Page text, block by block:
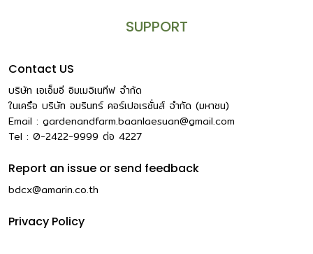
SUPPORT
Contact US
บริษัท เอเอ็มอี อิมเมจิเนทีฟ จำกัด
ในเครือ บริษัท อมรินทร์ คอร์เปอเรชั่นส์ จำกัด (มหาชน)
Email : gardenandfarm.baanlaesuan@gmail.com
Tel : 0-2422-9999 ต่อ 4227
Report an issue or send feedback
bdcx@amarin.co.th
Privacy Policy